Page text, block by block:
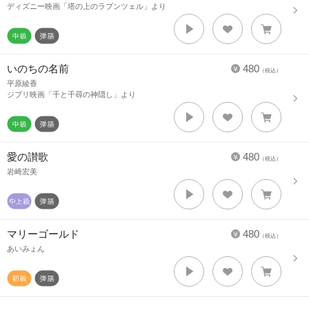
ディズニー映画「塔の上のラプンツェル」より
480 （税込）
いのちの名前
平原綾香
ジブリ映画「千と千尋の神隠し」より
480 （税込）
愛の讃歌
岩崎宏美
480 （税込）
マリーゴールド
あいみょん